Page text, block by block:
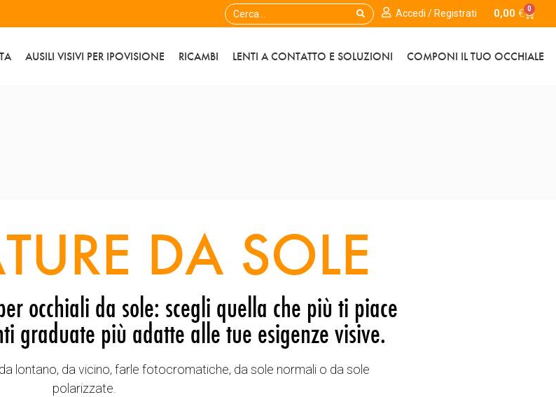
Accedi / Registrati 0,00 € 0
AUSILI VISIVI PER IPOVISIONE RICAMBI LENTI A CONTATTO E SOLUZIONI COMPONI IL TUO OCCHIALE
DA SOLE
occhiali da sole: scegli quella che più ti piace
graduate più adatte alle tue esigenze visive.
lontano, da vicino, farle fotocromatiche, da sole normali o da sole
polarizzate.